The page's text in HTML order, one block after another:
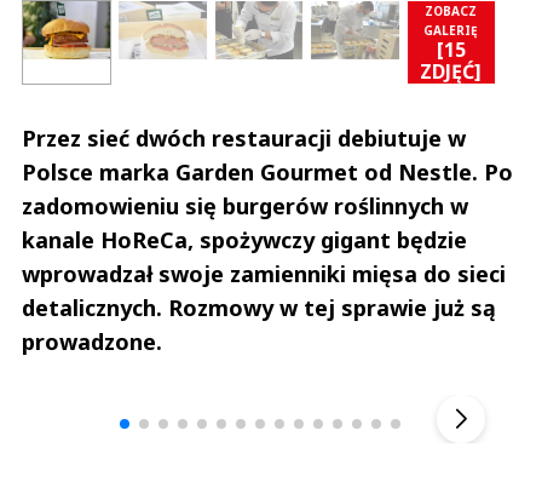
ZOBACZ
GALERIĘ
[15
ZDJĘĆ]
Przez sieć dwóch restauracji debiutuje w
Polsce marka Garden Gourmet od Nestle. Po
zadomowieniu się burgerów roślinnych w
kanale HoReCa, spożywczy gigant będzie
wprowadzał swoje zamienniki mięsa do sieci
detalicznych. Rozmowy w tej sprawie już są
prowadzone.